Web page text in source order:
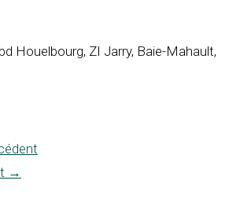
Houelbourg, ZI Jarry, Baie-Mahault,
→